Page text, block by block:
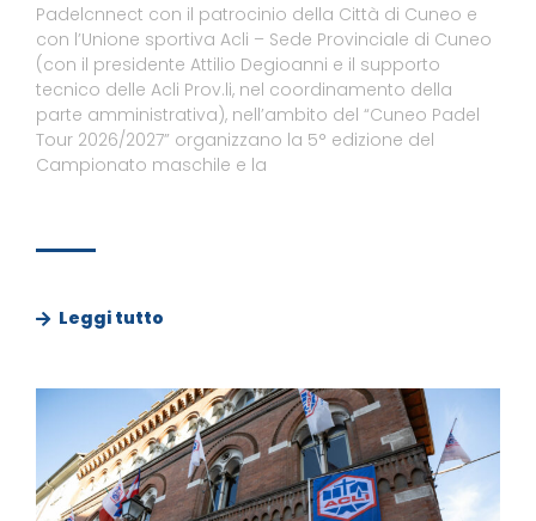
Padelcnnect con il patrocinio della Città di Cuneo e
con l’Unione sportiva Acli – Sede Provinciale di Cuneo
(con il presidente Attilio Degioanni e il supporto
tecnico delle Acli Prov.li, nel coordinamento della
parte amministrativa), nell’ambito del “Cuneo Padel
Tour 2026/2027” organizzano la 5° edizione del
Campionato maschile e la
Leggi tutto